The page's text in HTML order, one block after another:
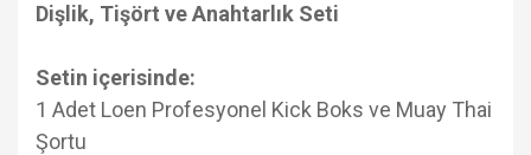
Dişlik, Tişört ve Anahtarlık Seti
Setin içerisinde:
1 Adet Loen Profesyonel Kick Boks ve Muay Thai
Şortu